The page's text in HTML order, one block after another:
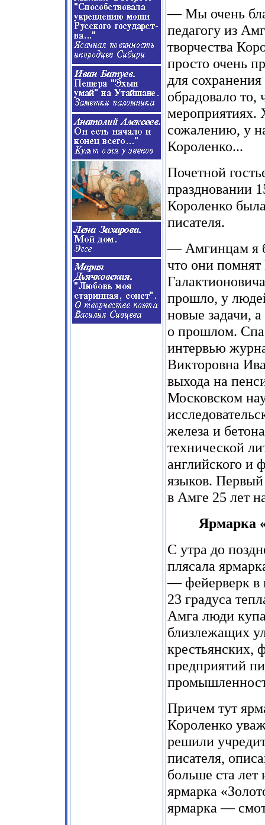
— Мы очень
педагогу из
творчества
просто очень
для
обрадовало то,
мероприятиях.
сожалению, у
Короленко...
Почетной
праздновании
Короленко
писателя.
— Амгинцам я
что они
прошло, у
новые задачи,
о прошлом.
интервью
Викторовна
выхода на
Московском
железа и
технической
английского и
языков.
в Амге 25 лет
Ярмарка
С утра до
плясала
— фейерверк в
23 градуса
Амга люди
близлежащих
крестьянских,
предприятий
Причем тут
Короленко
решили
писателя,
больше ста лет
ярмарка
ярмарка —